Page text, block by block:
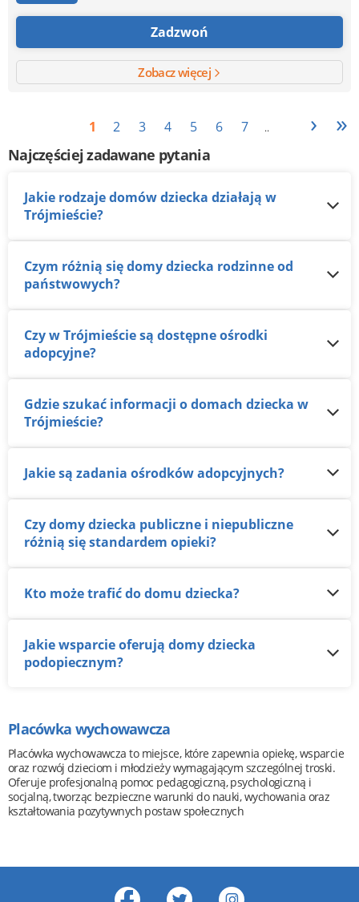
Zadzwoń
Zobacz więcej
1 2 3 4 5 6 7 .. › »
Najczęściej zadawane pytania
Jakie rodzaje domów dziecka działają w
Trójmieście?
Czym różnią się domy dziecka rodzinne od
państwowych?
Czy w Trójmieście są dostępne ośrodki
adopcyjne?
Gdzie szukać informacji o domach dziecka w
Trójmieście?
Jakie są zadania ośrodków adopcyjnych?
Czy domy dziecka publiczne i niepubliczne
różnią się standardem opieki?
Kto może trafić do domu dziecka?
Jakie wsparcie oferują domy dziecka
podopiecznym?
Placówka wychowawcza
Placówka wychowawcza to miejsce, które zapewnia opiekę, wsparcie
oraz rozwój dzieciom i młodzieży wymagającym szczególnej troski.
Oferuje profesjonalną pomoc pedagogiczną, psychologiczną i
socjalną, tworząc bezpieczne warunki do nauki, wychowania oraz
kształtowania pozytywnych postaw społecznych